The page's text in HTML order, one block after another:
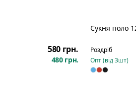
580 грн.
480 грн.
Сукня поло
Роздріб
Опт (від3шт)